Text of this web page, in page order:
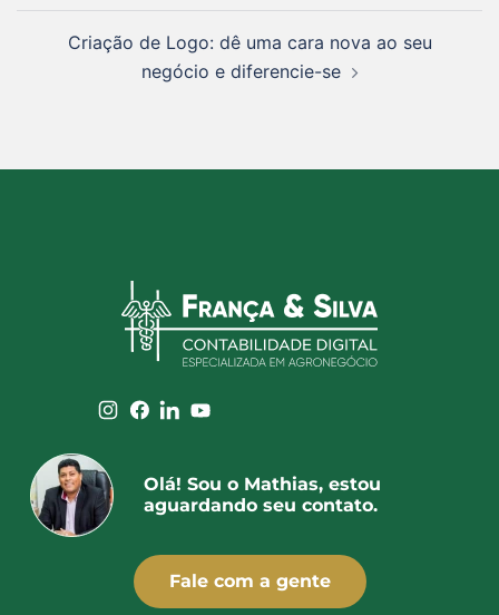
Criação de Logo: dê uma cara nova ao seu
negócio e diferencie-se
Olá! Sou o Mathias, estou
aguardando seu contato.
Fale com a gente